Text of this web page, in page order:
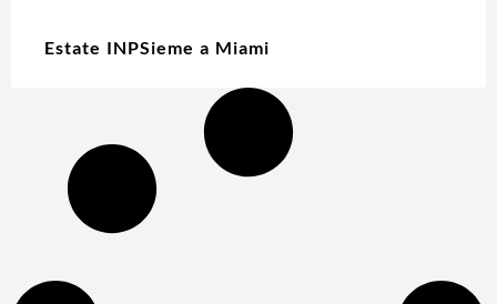
Estate INPSieme a Miami